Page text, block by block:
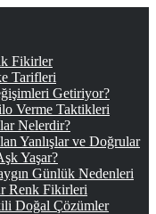
Fikirler
Tarifleri
Getiriyor?
Verme Taktikleri
Nelerdir?
Yanlışlar ve Doğrular
Yaşar?
Günlük Nedenleri
Renk Fikirleri
Doğal Çözümler